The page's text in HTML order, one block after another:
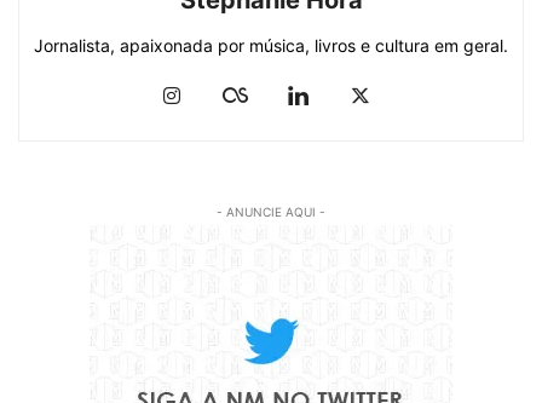
Jornalista, apaixonada por música, livros e cultura em geral.
- ANUNCIE AQUI -